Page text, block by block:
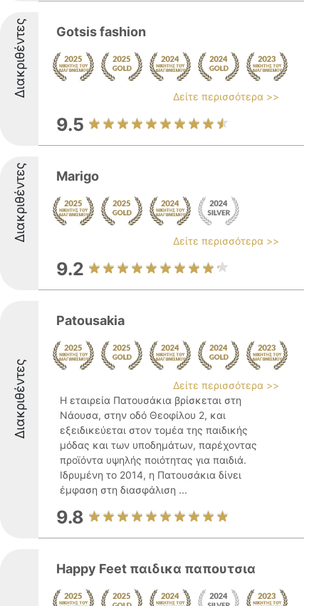
Διακριθέντες Gotsis fashion
Δείτε περισσότερα >>
9.5
Διακριθέντες Marigo
Δείτε περισσότερα >>
9.2
Διακριθέντες
Patousakia
Δείτε περισσότερα >>
Η εταιρεία Πατουσάκια βρίσκεται στη
Νάουσα, στην οδό Θεοφίλου 2, και
εξειδικεύεται στον τομέα της παιδικής
μόδας και των υποδημάτων, παρέχοντας
προϊόντα υψηλής ποιότητας για παιδιά.
Ιδρυμένη το 2014, η Πατουσάκια δίνει
έμφαση στη διασφάλιση ...
9.8
Happy Feet παιδικα παπουτσια